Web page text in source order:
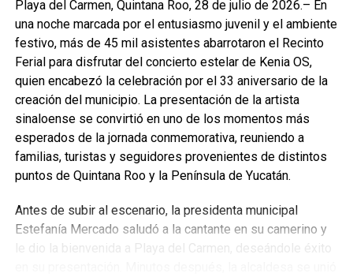
cierre coral con temas tradicionales como “Go down
Moses” y “Joshua fit the battle of Jericho”.
Fuente: 5to Poder Agencia de Noticias
Playa del Carmen, Quintana Roo, 28 de julio de 2026.– En
una noche marcada por el entusiasmo juvenil y el ambiente
festivo, más de 45 mil asistentes abarrotaron el Recinto
Ferial para disfrutar del concierto estelar de Kenia OS,
quien encabezó la celebración por el 33 aniversario de la
creación del municipio. La presentación de la artista
sinaloense se convirtió en uno de los momentos más
esperados de la jornada conmemorativa, reuniendo a
familias, turistas y seguidores provenientes de distintos
puntos de Quintana Roo y la Península de Yucatán.
Antes de subir al escenario, la presidenta municipal
Estefanía Mercado saludó a la cantante en su camerino y
le dio la bienvenida a Playa del Carmen, deseándole éxito